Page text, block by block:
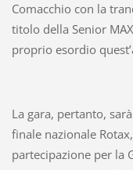
Comacchio con la
titolo della Senior
proprio esordio
La gara, pertanto,
finale nazionale
partecipazione per la